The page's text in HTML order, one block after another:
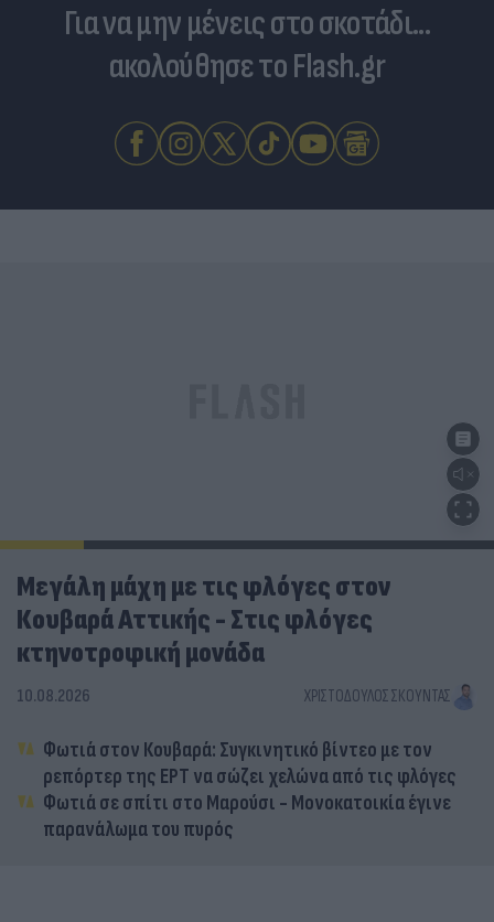
Για να μην μένεις στο σκοτάδι...
ακολούθησε το Flash.gr
Μεγάλη μάχη με τις φλόγες στον
Κουβαρά Αττικής - Στις φλόγες
κτηνοτροφική μονάδα
10.08.2026 ΧΡΙΣΤΌΔΟΥΛΟΣ ΣΚΟΎΝΤΑΣ
Φωτιά στον Κουβαρά: Συγκινητικό βίντεο με τον
ρεπόρτερ της ΕΡΤ να σώζει χελώνα από τις φλόγες
Φωτιά σε σπίτι στο Μαρούσι - Μονοκατοικία έγινε
παρανάλωμα του πυρός